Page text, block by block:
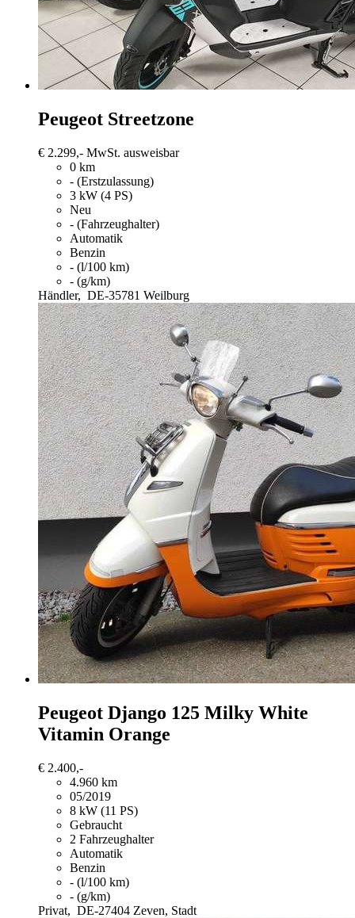
Peugeot Streetzone
€ 2.299,- MwSt. ausweisbar
0 km
- (Erstzulassung)
3 kW (4 PS)
Neu
- (Fahrzeughalter)
Automatik
Benzin
- (l/100 km)
- (g/km)
Händler, DE-35781 Weilburg
Peugeot Django 125 Milky White
Vitamin Orange
€ 2.400,-
4.960 km
05/2019
8 kW (11 PS)
Gebraucht
2 Fahrzeughalter
Automatik
Benzin
- (l/100 km)
- (g/km)
Privat, DE-27404 Zeven, Stadt